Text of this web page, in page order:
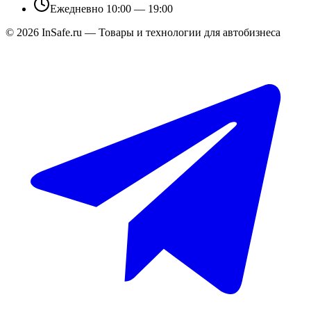
Ежедневно 10:00 — 19:00
© 2026 InSafe.ru — Товары и технологии для автобизнеса